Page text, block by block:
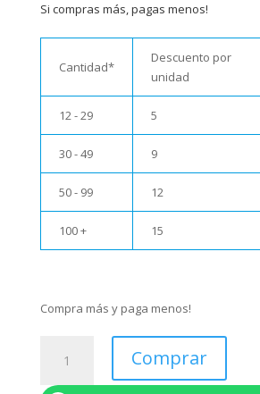
Si compras más, pagas menos!
Cantidad*
Descuento por
unidad
12 - 29 5
30 - 49 9
50 - 99 12
100 + 15
Compra más y paga menos!
Navidad
Comprar